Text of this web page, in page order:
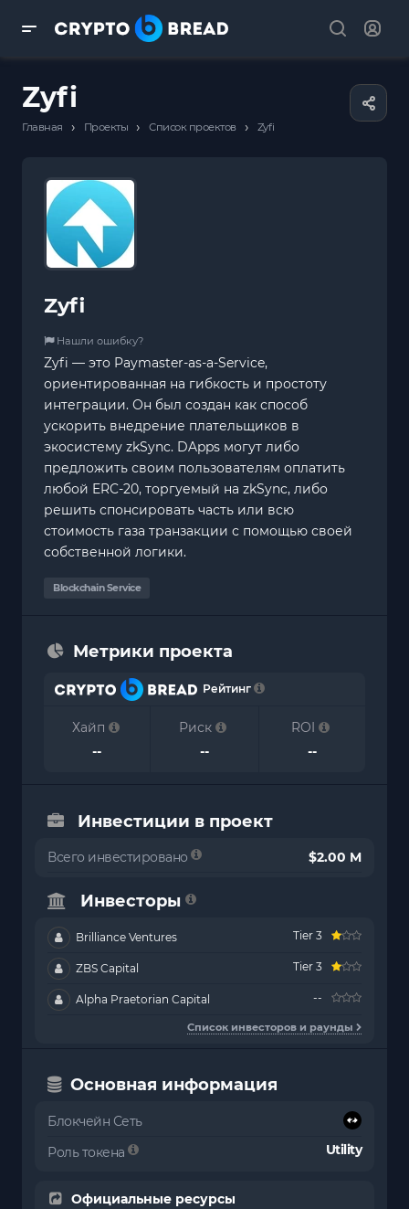
Zyfi
Главная › Проекты › Список проектов › Zyfi
Zyfi
Нашли ошибку?
Zyfi — это Paymaster-as-a-Service,
ориентированная на гибкость и простоту
интеграции. Он был создан как способ
ускорить внедрение плательщиков в
экосистему zkSync. DApps могут либо
предложить своим пользователям оплатить
любой ERC-20, торгуемый на zkSync, либо
решить спонсировать часть или всю
стоимость газа транзакции с помощью своей
собственной логики.
Blockchain Service
Метрики проекта
Рейтинг
Хайп
--
Риск
--
ROI
--
Инвестиции в проект
Всего инвестировано $2.00 M
Инвесторы
Brilliance Ventures Tier 3
ZBS Capital Tier 3
Alpha Praetorian Capital --
Список инвесторов и раунды
Основная информация
Блокчейн Сеть
Роль токена
Utility
Официальные ресурсы